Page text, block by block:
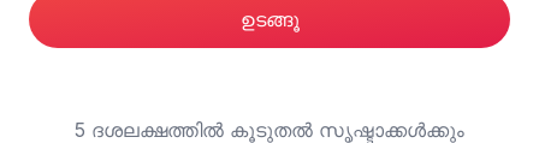
ഉടങ്ങൂ
5 ദശലക്ഷത്തിൽ കൂടുതൽ സൃഷ്ടാക്കൾക്കും